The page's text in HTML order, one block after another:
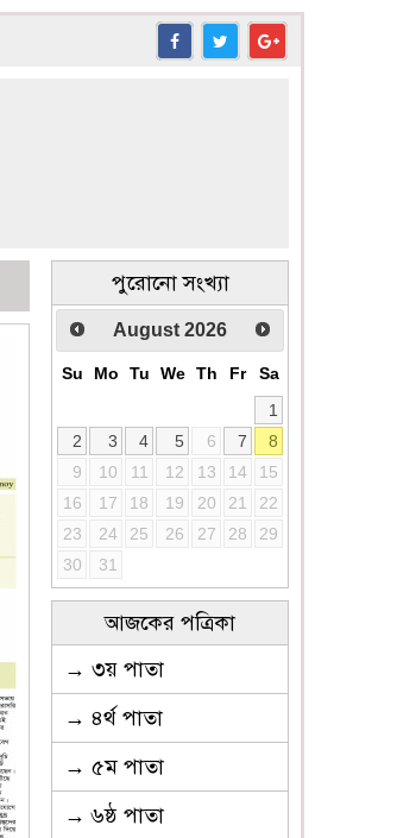
পুরোনো সংখ্যা
August 2026
Su Mo Tu We Th Fr
Sa
1
2
3 4 5 6 7
8
9
10 11 12 13 14
15
16
17 18 19 20 21
22
23
24 25 26 27 28
29
30
31
আজকের পত্রিকা
→ ৩য় পাতা
→ ৪র্থ পাতা
→ ৫ম পাতা
→ ৬ষ্ঠ পাতা